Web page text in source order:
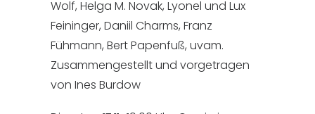
Wolf, Helga M. Novak, Lyonel und Lux
Feininger, Daniil Charms, Franz
Fühmann, Bert Papenfuß, uvam.
Zusammengestellt und vorgetragen
von Ines Burdow